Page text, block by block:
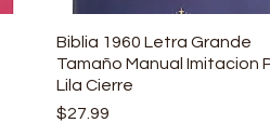
Vista rápida
Biblia 1960 Letra Grande
Tamaño Manual Imitacion
Lila Cierre
Precio
$27.99